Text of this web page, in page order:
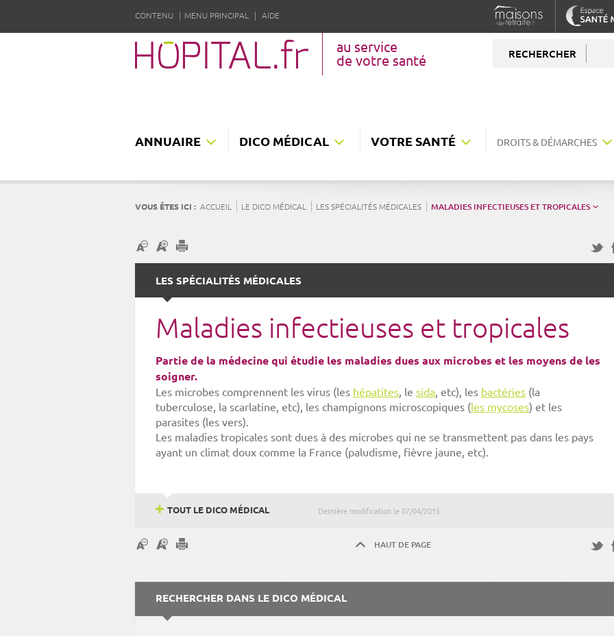
CONTENU MENU PRINCIPAL AIDE
au service
de votre santé
RECHERCHER
ANNUAIRE DICO MÉDICAL VOTRE SANTÉ DROITS & DÉMARCHES
VOUS ÊTES ICI : ACCUEIL LE DICO MÉDICAL LES SPÉCIALITÉS MÉDICALES MALADIES INFECTIEUSES ET TROPICALES
LES SPÉCIALITÉS MÉDICALES
Maladies infectieuses et tropicales
Partie de la médecine qui étudie les maladies dues aux microbes et les moyens de les
soigner.
Les microbes comprennent les virus (les hépatites, le sida, etc), les bactéries (la
tuberculose, la scarlatine, etc), les champignons microscopiques (les mycoses) et les
parasites (les vers).
Les maladies tropicales sont dues à des microbes qui ne se transmettent pas dans les pays
ayant un climat doux comme la France (paludisme, fièvre jaune, etc).
Dernière modification le 07/04/2015
TOUT LE DICO MÉDICAL
HAUT DE PAGE
RECHERCHER DANS LE DICO MÉDICAL